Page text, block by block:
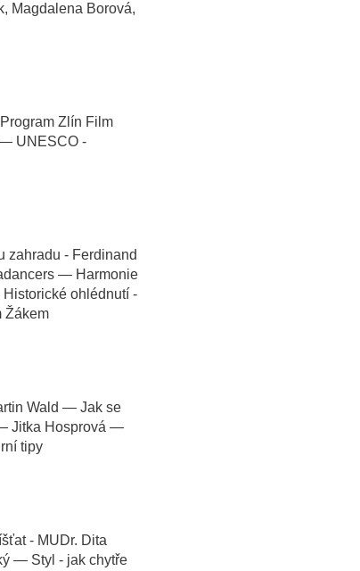
Magdalena Borová,
Zlín Film
UNESCO -
zahradu - Ferdinand
— Harmonie
ohlédnutí -
Žákem
Wald — Jak se
Jitka Hosprová —
tipy
- MUDr. Dita
— Styl - jak chytře